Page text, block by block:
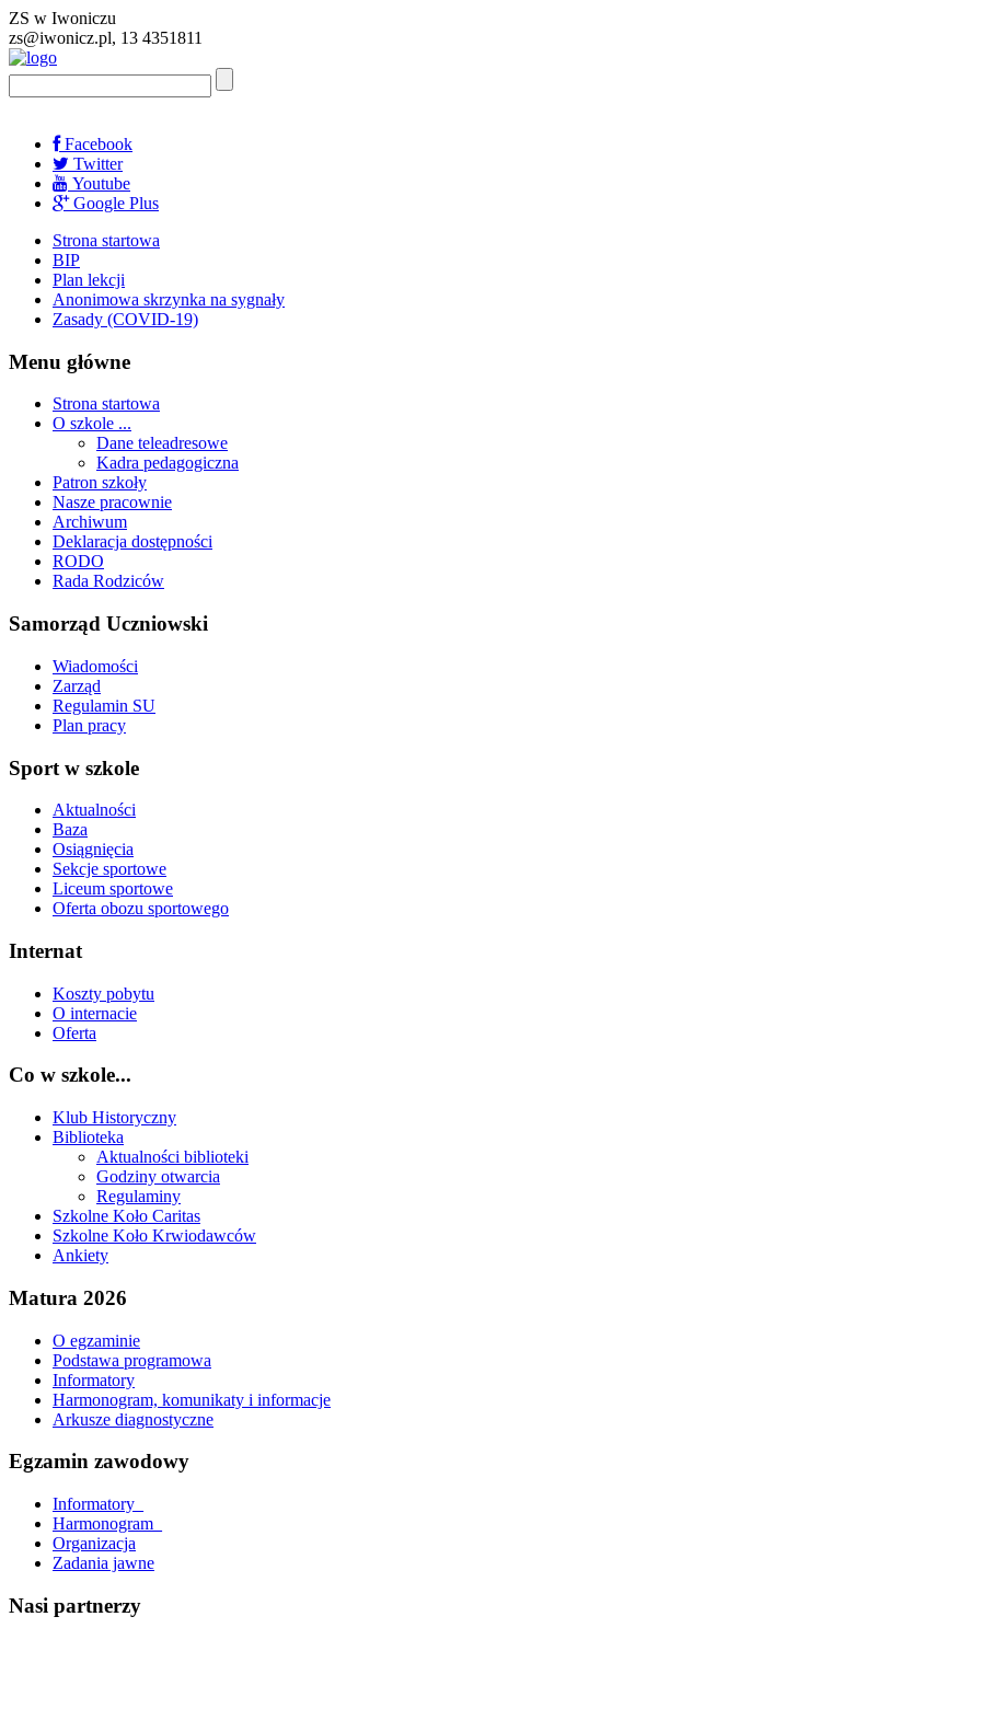
ZS w Iwoniczu
zs@iwonicz.pl, 13 4351811
Facebook
Twitter
Youtube
Google Plus
Strona startowa
BIP
Plan lekcji
Anonimowa skrzynka na sygnały
Zasady (COVID-19)
Menu główne
Strona startowa
O szkole ...
Dane teleadresowe
Kadra pedagogiczna
Patron szkoły
Nasze pracownie
Archiwum
Deklaracja dostępności
RODO
Rada Rodziców
Samorząd Uczniowski
Wiadomości
Zarząd
Regulamin SU
Plan pracy
Sport w szkole
Aktualności
Baza
Osiągnięcia
Sekcje sportowe
Liceum sportowe
Oferta obozu sportowego
Internat
Koszty pobytu
O internacie
Oferta
Co w szkole...
Klub Historyczny
Biblioteka
Aktualności biblioteki
Godziny otwarcia
Regulaminy
Szkolne Koło Caritas
Szkolne Koło Krwiodawców
Ankiety
Matura 2026
O egzaminie
Podstawa programowa
Informatory
Harmonogram, komunikaty i informacje
Arkusze diagnostyczne
Egzamin zawodowy
Informatory_
Harmonogram_
Organizacja
Zadania jawne
Nasi partnerzy